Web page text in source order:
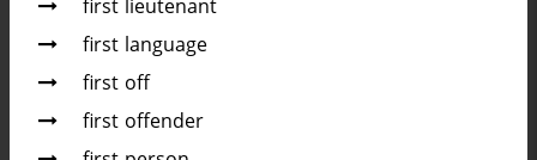
first lieutenant
first language
first off
first offender